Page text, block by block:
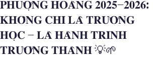
𝐏𝐇𝐔̛𝐎̛̣𝐍𝐆 𝐇𝐎𝐀̀𝐍𝐆 𝟐𝟎𝟐𝟓–𝟐𝟎𝟐𝟔:
𝐊𝐇𝐎̂𝐍𝐆 𝐂𝐇𝐈̉ 𝐋𝐀̀ 𝐓𝐑𝐔̛𝐎̛̀𝐍𝐆
𝐇𝐎̣𝐂 – 𝐋𝐀̀ 𝐇𝐀̀𝐍𝐇 𝐓𝐑𝐈̀𝐍𝐇
𝐓𝐑𝐔̛𝐎̛̉𝐍𝐆 𝐓𝐇𝐀̀𝐍𝐇 💡🌱